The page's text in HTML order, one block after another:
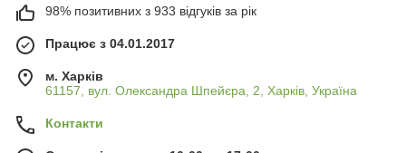
98% позитивних з 933 відгуків за рік
Працює з 04.01.2017
м. Харків
61157, вул. Олександра Шпейєра, 2, Харків, Україна
Контакти